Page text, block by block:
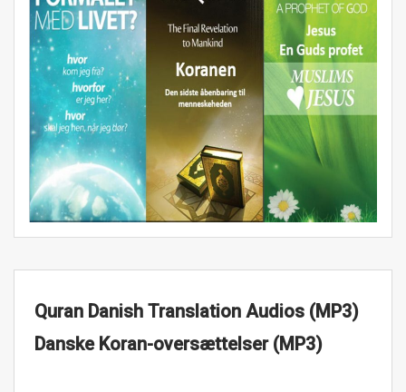
Quran Danish Translation Audios (MP3)
Danske Koran-oversættelser (MP3)